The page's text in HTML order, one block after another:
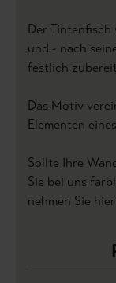
Der
und - nach
festlich
Das Motiv
Elementen
Sollte Ihre
Sie bei uns
nehmen Sie